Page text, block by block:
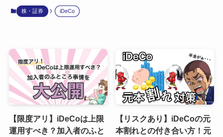
株・証券 iDeCo
【限度アリ】iDeCoは上限
運用すべき？加入者のふと
【リスクあり】iDeCoの元
本割れとの付き合い方！元